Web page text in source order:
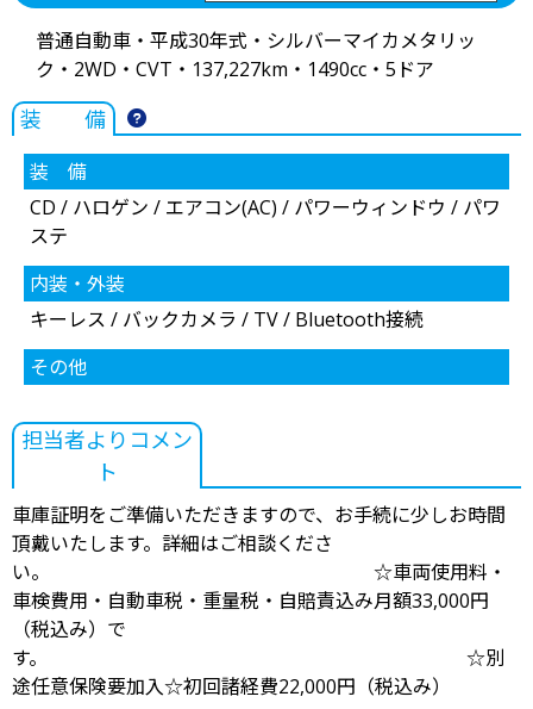
普通自動車・平成30年式・シルバーマイカメタリッ
ク・2WD・CVT・137,227km・1490cc・5ドア
装 備
装 備
CD / ハロゲン / エアコン(AC) / パワーウィンドウ / パワ
ステ
内装・外装
キーレス / バックカメラ / TV / Bluetooth接続
その他
担当者よりコメン
ト
車庫証明をご準備いただきますので、お手続に少しお時間
頂戴いたします。詳細はご相談くださ
い。 ☆車両使用料・
車検費用・自動車税・重量税・自賠責込み月額33,000円
（税込み）で
す。 ☆別
途任意保険要加入☆初回諸経費22,000円（税込み）